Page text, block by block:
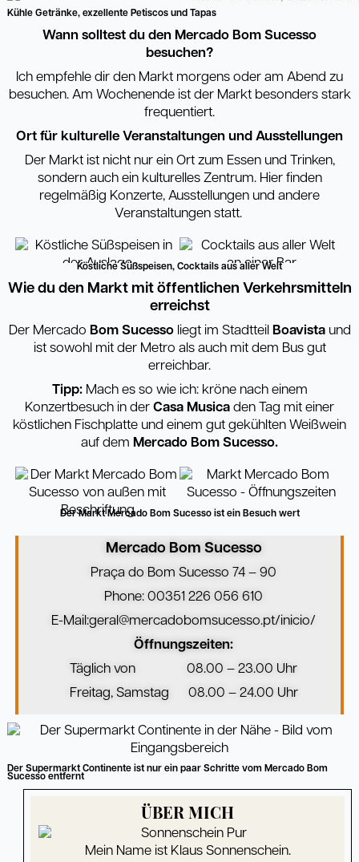
Kühle Getränke, exzellente Petiscos und Tapas
Wann solltest du den Mercado Bom Sucesso
besuchen?
Ich empfehle dir den Markt morgens oder am Abend zu
besuchen. Am Wochenende ist der Markt besonders stark
frequentiert.
Ort für kulturelle Veranstaltungen und Ausstellungen
Der Markt ist nicht nur ein Ort zum Essen und Trinken,
sondern auch ein kulturelles Zentrum. Hier finden
regelmäßig Konzerte, Ausstellungen und andere
Veranstaltungen statt.
Köstliche Süßspeisen, Cocktails aus aller Welt
Wie du den Markt mit öffentlichen Verkehrsmitteln
erreichst
Der Mercado Bom Sucessoliegt im Stadtteil Boavistaund
ist sowohl mit der Metro als auch mit dem Bus gut
erreichbar.
Tipp:Mach es so wie ich: kröne nach einem
Konzertbesuch in der Casa Musica den Tag mit einer
köstlichen Fischplatte und einem gut gekühlten Weißwein
auf dem Mercado Bom Sucesso.
Der Markt Mercado Bom Sucesso ist ein Besuch wert
Mercado Bom Sucesso
Praça do Bom Sucesso 74 – 90
Phone: 00351 226 056 610
E-Mail:geral@mercadobomsucesso.pt/inicio/
Öffnungszeiten:
Täglich von 08.00 – 23.00 Uhr
Freitag, Samstag 08.00 – 24.00 Uhr
Der Supermarkt Continente ist nur ein paar Schritte vom Mercado Bom
Sucesso entfernt
ÜBER MICH
Mein Name ist Klaus Sonnenschein.